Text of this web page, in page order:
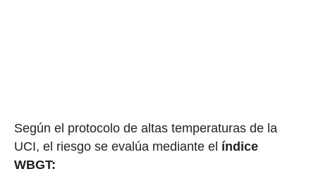
Según el protocolo de altas temperaturas de la
UCI, el riesgo se evalúa mediante el índice
WBGT: